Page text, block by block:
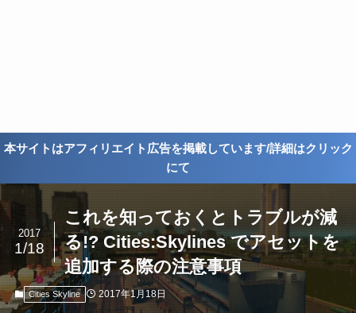
本サイトはアフィリエイト広告を掲載しています/詳細はクリック
にて
これを知っておくとトラブルが減
る!? Cities:Skylines でアセットを
追加する際の注意事項
2017
1/18
Cities Skyline 2017年1月18日